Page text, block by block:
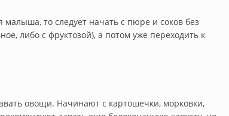
то следует начать с пюре и соков без
либо с фруктозой), а потом уже переходить к
овощи. Начинают с картошечки, морковки,